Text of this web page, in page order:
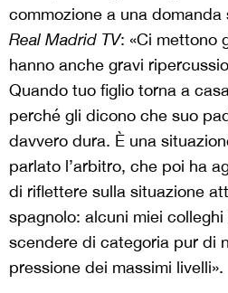
commozione a una
Real Madrid TV: «Ci mettono
hanno anche gravi
Quando tuo figlio torna a
perché gli dicono che suo
davvero dura. È una
parlato l’arbitro, che poi ha
di riflettere sulla situazione
spagnolo: alcuni miei
scendere di categoria pur di
pressione dei massimi livelli».